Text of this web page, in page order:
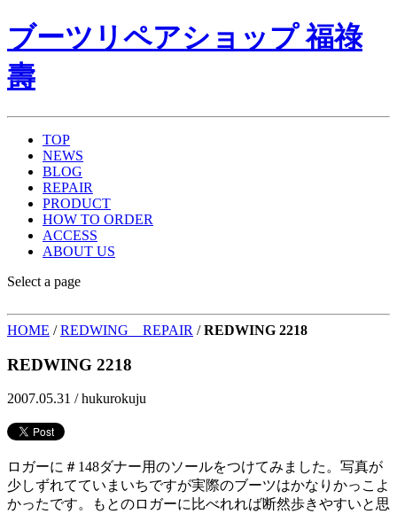
ブーツリペアショップ 福祿
壽
TOP
NEWS
BLOG
REPAIR
PRODUCT
HOW TO ORDER
ACCESS
ABOUT US
Select a page
HOME /REDWING REPAIR /REDWING 2218
REDWING 2218
2007.05.31 /hukurokuju
ロガーに＃148ダナー用のソールをつけてみました。写真が
少しずれてていまいちですが実際のブーツはかなりかっこよ
かったです。もとのロガーに比べれれば断然歩きやすいと思